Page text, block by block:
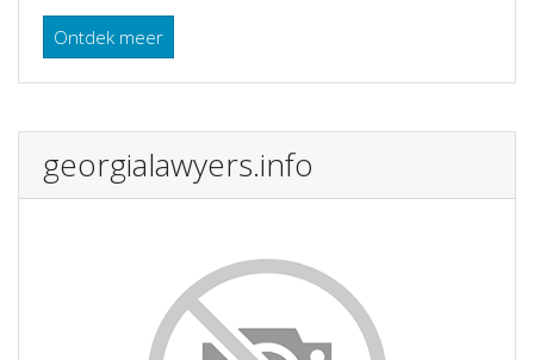
Ontdek meer
georgialawyers.info